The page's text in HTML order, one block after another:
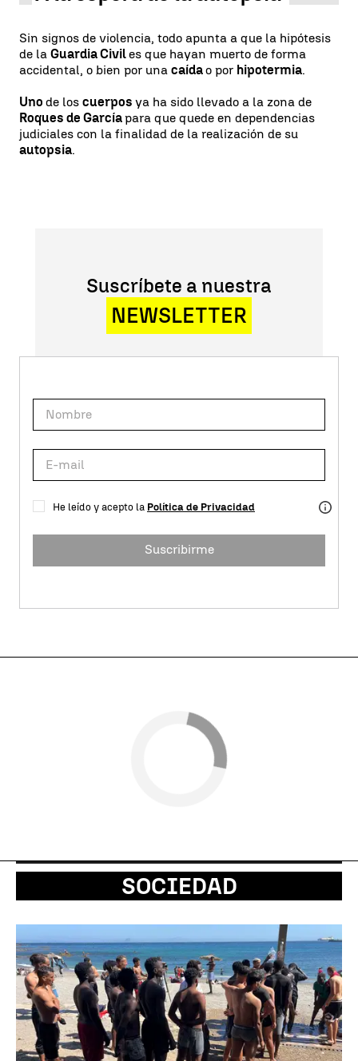
Sin signos de violencia, todo apunta a que la hipótesis
de la Guardia Civiles que hayan muerto de forma
accidental, o bien por una caídao por hipotermia.
Uno de los cuerpos ya ha sido llevado a la zona de
Roques de Garcíapara que quede en dependencias
judiciales con la finalidad de la realización de su
autopsia.
Suscríbete a nuestra
NEWSLETTER
He leído y acepto la Política de Privacidad
Suscribirme
SOCIEDAD